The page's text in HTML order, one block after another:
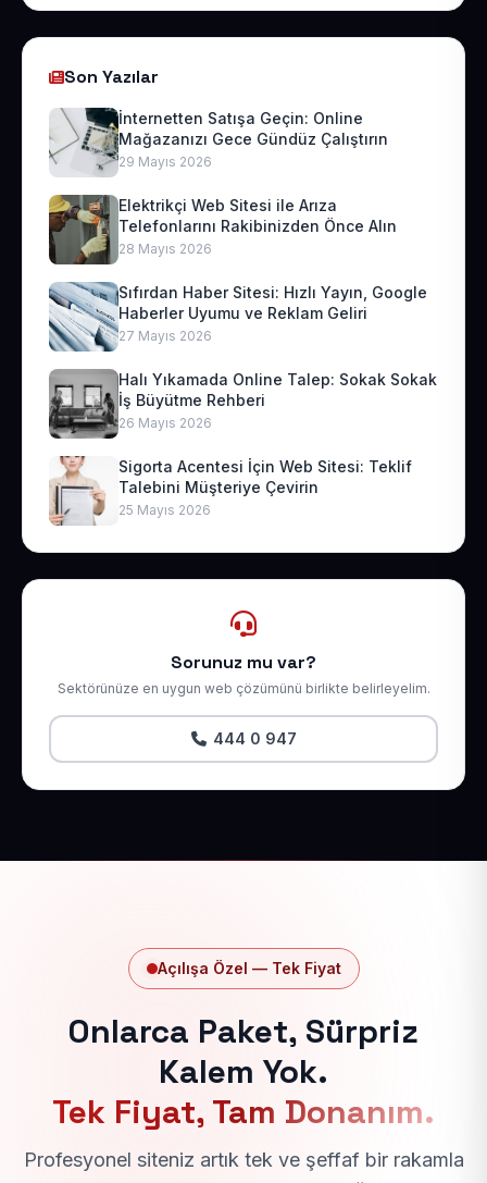
Son Yazılar
İnternetten Satışa Geçin: Online
Mağazanızı Gece Gündüz Çalıştırın
29 Mayıs 2026
Elektrikçi Web Sitesi ile Arıza
Telefonlarını Rakibinizden Önce Alın
28 Mayıs 2026
Sıfırdan Haber Sitesi: Hızlı Yayın, Google
Haberler Uyumu ve Reklam Geliri
27 Mayıs 2026
Halı Yıkamada Online Talep: Sokak Sokak
İş Büyütme Rehberi
26 Mayıs 2026
Sigorta Acentesi İçin Web Sitesi: Teklif
Talebini Müşteriye Çevirin
25 Mayıs 2026
Sorunuz mu var?
Sektörünüze en uygun web çözümünü birlikte belirleyelim.
444 0 947
Açılışa Özel — Tek Fiyat
Onlarca Paket, Sürpriz
Kalem Yok.
Tek Fiyat, Tam Donanım.
Profesyonel siteniz artık tek ve şeffaf bir rakamla